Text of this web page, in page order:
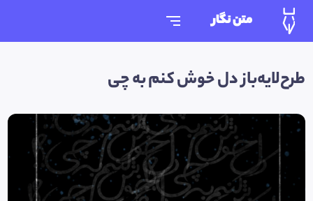
متن نگار
طرح‌لایه‌باز دل خوش کنم به چی